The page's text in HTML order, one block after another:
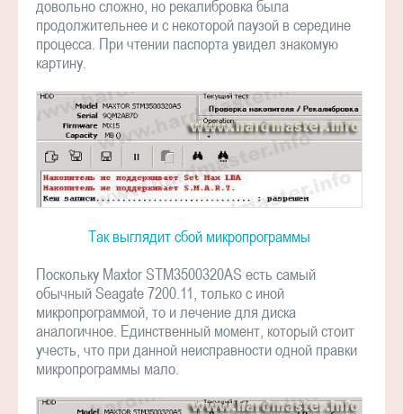
довольно сложно, но рекалибровка была
продолжительнее и с некоторой паузой в середине
процесса. При чтении паспорта увидел знакомую
картину.
Так выглядит сбой микропрограммы
Поскольку Maxtor STM3500320AS есть самый
обычный Seagate 7200.11, только с иной
микропрограммой, то и лечение для диска
аналогичное. Единственный момент, который стоит
учесть, что при данной неисправности одной правки
микропрограммы мало.